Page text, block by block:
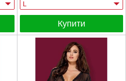
Купити